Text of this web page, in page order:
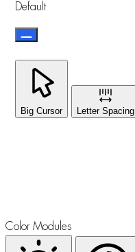
Default
Big Cursor Letter Spacing
Color Modules